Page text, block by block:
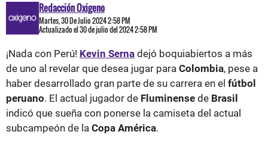
Redacción Oxigeno
Martes, 30 De Julio 2024 2:58 PM
Actualizado el 30 de julio del 2024 2:58 PM
¡Nada con Perú! Kevin Serna dejó boquiabiertos a más
de uno al revelar que desea jugar para Colombia, pese a
haber desarrollado gran parte de su carrera en el fútbol
peruano. El actual jugador de Fluminense de Brasil
indicó que sueña con ponerse la camiseta del actual
subcampeón de la Copa América.